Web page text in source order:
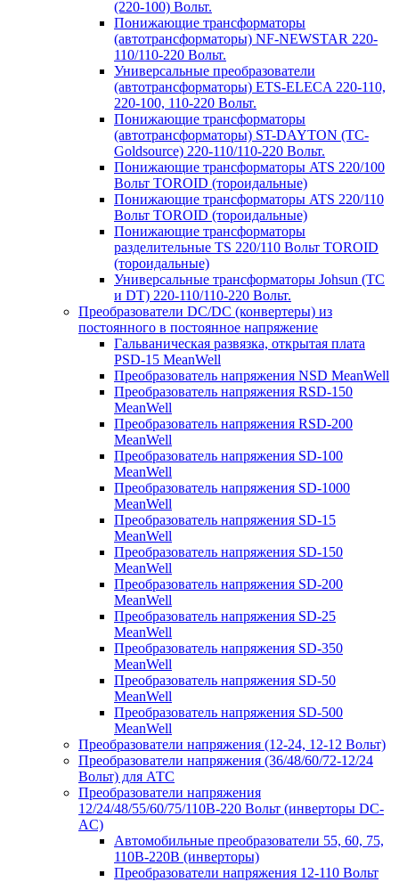
(220-100) Вольт.
Понижающие трансформаторы
(автотрансформаторы) NF-NEWSTAR 220-
110/110-220 Вольт.
Универсальные преобразователи
(автотрансформаторы) ETS-ELECA 220-110,
220-100, 110-220 Вольт.
Понижающие трансформаторы
(автотрансформаторы) ST-DAYTON (TC-
Goldsource) 220-110/110-220 Вольт.
Понижающие трансформаторы ATS 220/100
Вольт TOROID (тороидальные)
Понижающие трансформаторы ATS 220/110
Вольт TOROID (тороидальные)
Понижающие трансформаторы
разделительные TS 220/110 Вольт TOROID
(тороидальные)
Универсальные трансформаторы Johsun (TС
и DT) 220-110/110-220 Вольт.
Преобразователи DC/DC (конвертеры) из
постоянного в постоянное напряжение
Гальваническая развязка, открытая плата
PSD-15 MeanWell
Преобразователь напряжения NSD MeanWell
Преобразователь напряжения RSD-150
MeanWell
Преобразователь напряжения RSD-200
MeanWell
Преобразователь напряжения SD-100
MeanWell
Преобразователь напряжения SD-1000
MeanWell
Преобразователь напряжения SD-15
MeanWell
Преобразователь напряжения SD-150
MeanWell
Преобразователь напряжения SD-200
MeanWell
Преобразователь напряжения SD-25
MeanWell
Преобразователь напряжения SD-350
MeanWell
Преобразователь напряжения SD-50
MeanWell
Преобразователь напряжения SD-500
MeanWell
Преобразователи напряжения (12-24, 12-12 Вольт)
Преобразователи напряжения (36/48/60/72-12/24
Вольт) для АТС
Преобразователи напряжения
12/24/48/55/60/75/110В-220 Вольт (инверторы DC-
AC)
Автомобильные преобразователи 55, 60, 75,
110В-220В (инверторы)
Преобразователи напряжения 12-110 Вольт